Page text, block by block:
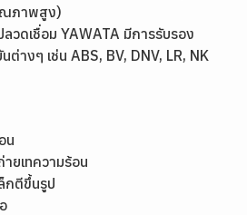
ณภาพสูง)
วดเชื่อม YAWATA มีการรับรอง
ต่างๆ เช่น ABS, BV, DNV, LR, NK
น
ยเทความร้อน
กตีขึ้นรูป